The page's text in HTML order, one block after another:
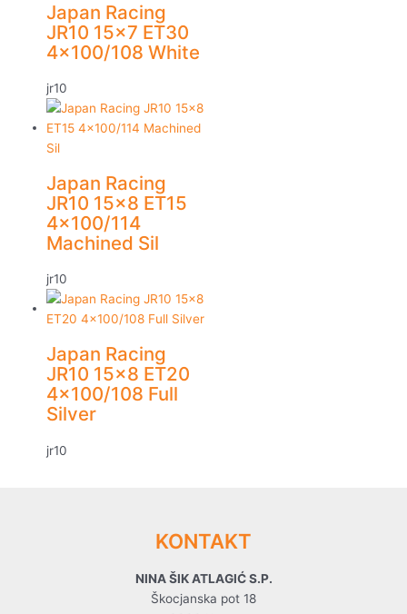
Japan Racing
JR10 15×7 ET30
4×100/108 White
jr10
Japan Racing
JR10 15×8 ET15
4×100/114
Machined Sil
jr10
Japan Racing
JR10 15×8 ET20
4×100/108 Full
Silver
jr10
KONTAKT
NINA ŠIK ATLAGIĆ S.P.
Škocjanska pot 18